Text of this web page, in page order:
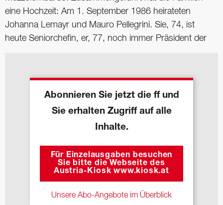
eine Hochzeit: Am 1. September 1986 heirateten
Johanna Lemayr und Mauro Pellegrini. Sie, 74, ist
heute Seniorchefin, er, 77, noch immer Präsident der
Abonnieren Sie jetzt die ff und
Sie erhalten Zugriff auf alle
Inhalte.
Für Einzelausgaben besuchen
Sie bitte die Webseite des
Austria-Kiosk www.kiosk.at
Unsere Abo-Angebote im Überblick